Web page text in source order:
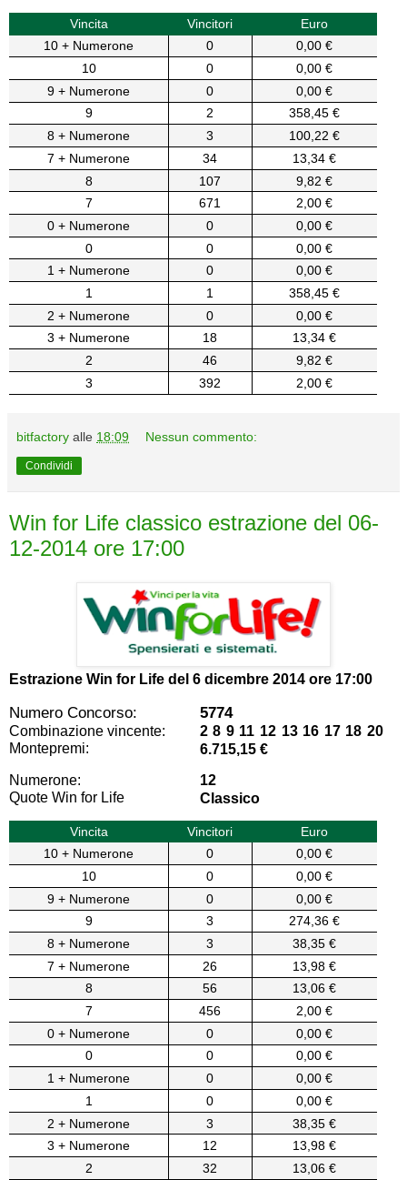
Vincita Vincitori
Euro
10 + Numerone
0
0,00 €
10
0
0,00 €
9 + Numerone
0
0,00 €
9
2
358,45 €
8 + Numerone
3
100,22 €
7 + Numerone
34
13,34 €
8
107
9,82 €
7
671
2,00 €
0 + Numerone
0
0,00 €
0
0
0,00 €
1 + Numerone
0
0,00 €
1
1
358,45 €
2 + Numerone
0
0,00 €
3 + Numerone
18
13,34 €
2
46
9,82 €
3
392 2,00 €
bitfactory alle 18:09 Nessun commento:
Condividi
Win for Life classico estrazione del 06-
12-2014 ore 17:00
Estrazione Win for Life del 6 dicembre 2014 ore 17:00
Numero Concorso: 5774
Combinazione vincente:
2 8 9 11 12 13 16 17 18 20
Montepremi:
6.715,15 €
Numerone:
12
Quote Win for Life
Classico
Vincita Vincitori
Euro
10 + Numerone
0
0,00 €
10
0
0,00 €
9 + Numerone
0
0,00 €
9
3
274,36 €
8 + Numerone
3
38,35 €
7 + Numerone
26
13,98 €
8
56
13,06 €
7
456
2,00 €
0 + Numerone
0
0,00 €
0
0
0,00 €
1 + Numerone
0
0,00 €
1
0
0,00 €
2 + Numerone
3
38,35 €
3 + Numerone
12
13,98 €
2
32 13,06 €